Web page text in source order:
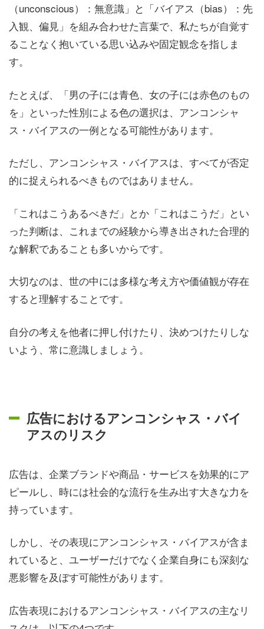
（unconscious）：無意識」と「バイアス（bias）：先
入観、偏見」を組み合わせた言葉で、私たちが自覚す
ることなく抱いている思い込みや固定観念を指しま
す。
たとえば、「男の子には青色、女の子には赤色のもの
を」といった性別による色の選択は、アンコンシャ
ス・バイアスの一例となる可能性があります。
ただし、アンコンシャス・バイアスは、すべてが否定
的に捉えられるべきものではありません。
「これはこうあるべきだ」とか「これはこうだ」とい
った判断は、これまでの経験から導き出された合理的
な解釈であることも多いからです。
大切なのは、世の中には多様な考え方や価値観が存在
すると理解することです。
自分の考えを他者に押し付けたり、決めつけたりしな
いよう、常に意識しましょう。
広告におけるアンコンシャス・バイ
アスのリスク
広告は、企業ブランドや商品・サービスを効果的にア
ピールし、時には社会的な流行を生み出す大きな力を
持っています。
しかし、その表現にアンコンシャス・バイアスが含ま
れていると、ユーザーだけでなく企業自身にも深刻な
悪影響を及ぼす可能性があります。
広告表現におけるアンコンシャス・バイアスの主なリ